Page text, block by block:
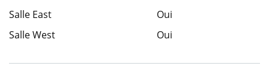
Salle East
Oui
Salle West
Oui